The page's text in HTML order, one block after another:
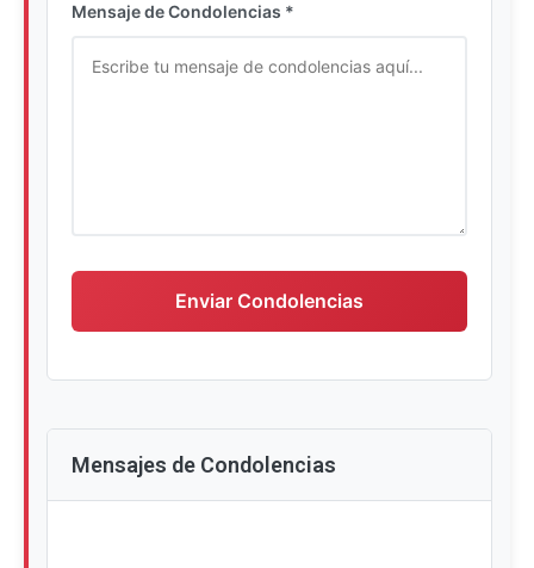
Mensaje de Condolencias *
Enviar Condolencias
Mensajes de Condolencias